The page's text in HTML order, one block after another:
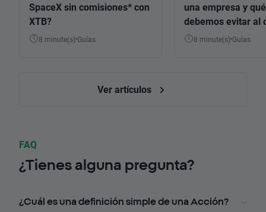
SpaceX sin comisiones* con
XTB?
8 minute(s) Guías
una empresa y
debemos evitar al
8 minute(s) Guías
Ver artículos
FAQ
¿Tienes alguna pregunta?
¿Cuál es una definición simple de una Acción?